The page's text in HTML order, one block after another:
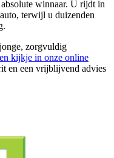
winnaar. U rijdt in
terwijl u duizenden
zorgvuldig
kijkje in onze online
en een vrijblijvend advies